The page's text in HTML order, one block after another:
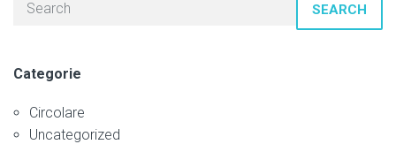
SEARCH
Categorie
Circolare
Uncategorized